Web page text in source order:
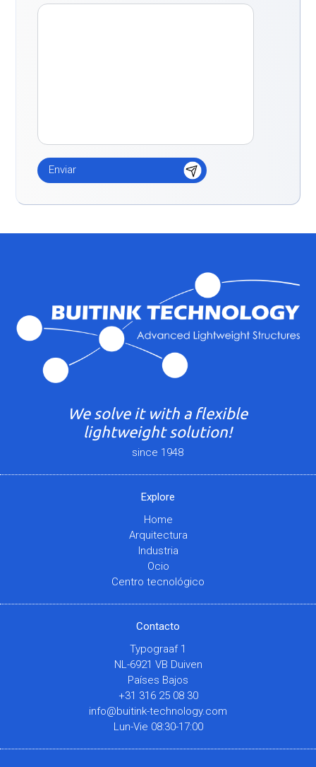
We solve it with a flexible
lightweight solution!
since 1948
Explore
Home
Arquitectura
Industria
Ocio
Centro tecnológico
Contacto
Typograaf 1
NL-6921 VB Duiven
Países Bajos
+31 316 25 08 30
info@buitink-technology.com
Lun-Vie 08:30-17:00